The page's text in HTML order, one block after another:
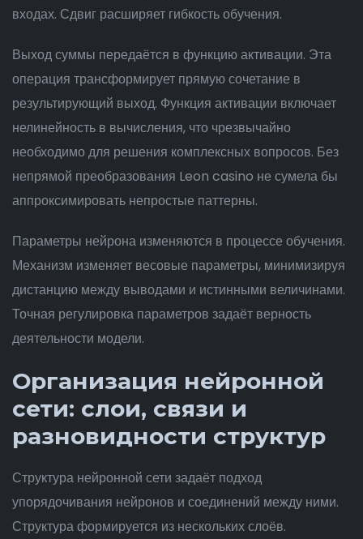
входах. Сдвиг расширяет гибкость обучения.
Выход суммы передаётся в функцию активации. Эта
операция трансформирует прямую сочетание в
результирующий выход. Функция активации включает
нелинейность в вычисления, что чрезвычайно
необходимо для решения комплексных вопросов. Без
непрямой преобразования Leon casino не сумела бы
аппроксимировать непростые паттерны.
Параметры нейрона изменяются в процессе обучения.
Механизм изменяет весовые параметры, минимизируя
дистанцию между выводами и истинными величинами.
Точная регулировка параметров задаёт верность
деятельности модели.
Организация нейронной
сети: слои, связи и
разновидности структур
Структура нейронной сети задаёт подход
упорядочивания нейронов и соединений между ними.
Структура формируется из нескольких слоёв.